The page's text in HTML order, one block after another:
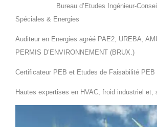
Bureau d’Etudes Ingénieur-Conseil
Spéciales & Energies
Auditeur en Energies agréé PAE2, UREBA,
PERMIS D’ENVIRONNEMENT (BRUX.)
Certificateur PEB et Etudes de Faisabilité PEB
Hautes expertises en HVAC, froid industriel et,